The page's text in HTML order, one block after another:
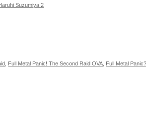
Suzumiya 2
Full Metal Panic! The Second Raid OVA Full Metal